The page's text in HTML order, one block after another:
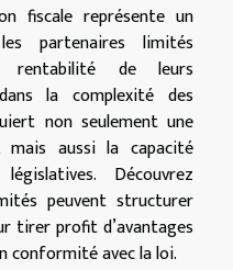
fiscale représente un
partenaires limités
rentabilité de leurs
la complexité des
non seulement une
mais aussi la capacité
Découvrez
peuvent structurer
tirer profit d’avantages
conformité avec la loi.